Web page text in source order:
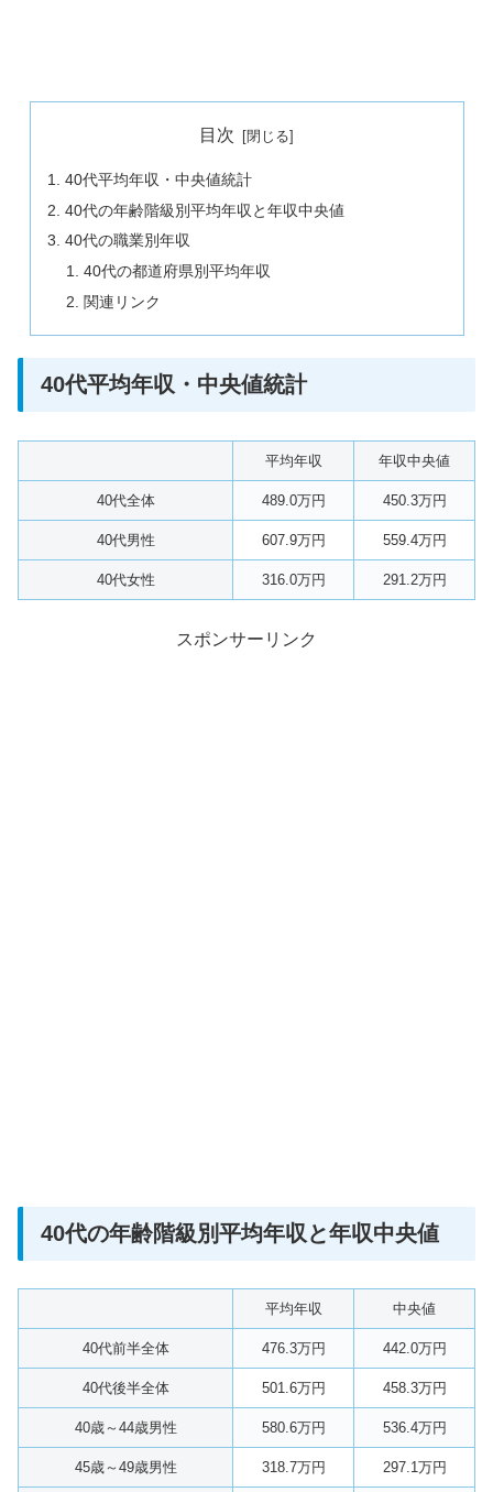
目次
40代平均年収・中央値統計
40代の年齢階級別平均年収と年収中央値
40代の職業別年収
40代の都道府県別平均年収
関連リンク
40代平均年収・中央値統計
平均年収 年収中央値
40代全体 489.0万円 450.3万円
40代男性 607.9万円 559.4万円
40代女性 316.0万円 291.2万円
スポンサーリンク
40代の年齢階級別平均年収と年収中央値
平均年収 中央値
40代前半全体 476.3万円 442.0万円
40代後半全体 501.6万円 458.3万円
40歳～44歳男性 580.6万円 536.4万円
45歳～49歳男性 318.7万円 297.1万円